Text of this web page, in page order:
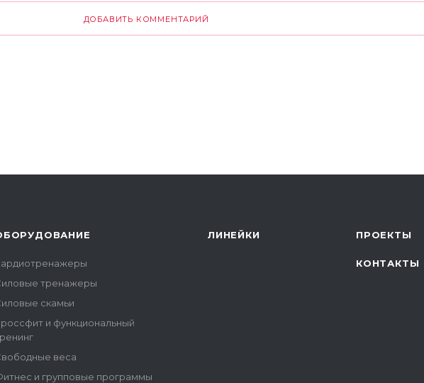
ДОБАВИТЬ КОММЕНТАРИЙ
тренажеры
скамьи
и функциональный
веса
и групповые программы
ЛИНЕЙКИ ПРОЕКТЫ
КОНТАКТЫ